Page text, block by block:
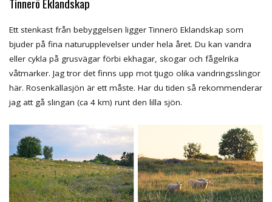
Ett stenkast från bebyggelsen ligger Tinnerö Eklandskap som
bjuder på fina naturupplevelser under hela året. Du kan vandra
eller cykla på grusvägar förbi ekhagar, skogar och fågelrika
våtmarker. Jag tror det finns upp mot tjugo olika vandringsslingor
här. Rosenkällasjön är ett måste. Har du tiden så rekommenderar
jag att gå slingan (ca 4 km) runt den lilla sjön.